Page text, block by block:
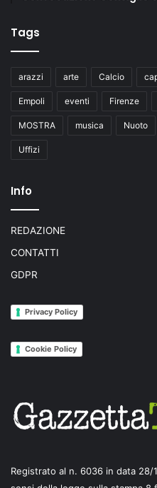
Tags
arazzi arte Calcio
Empoli eventi Firenze
MOSTRA musica Nuoto
Uffizi
Info
REDAZIONE
CONTATTI
GDPR
Privacy Policy
Cookie Policy
Registrato al n. 6036 in data 28/